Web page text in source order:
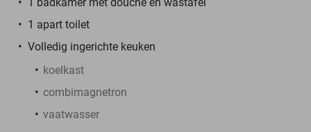
1 apart toilet
Volledig ingerichte keuken
koelkast
combimagnetron
vaatwasser